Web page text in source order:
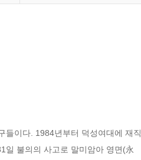
들이다. 1984년부터 덕성여대에 재직
일 불의의 사고로 말미암아 영면(永